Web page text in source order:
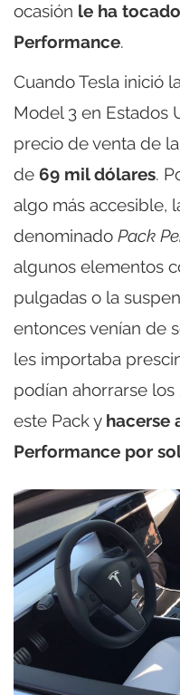
ocasión le ha
Performance.
Cuando Tesla inició
Model 3 en Estados
precio de venta de
de 69 mil dólares.
algo más accesible,
denominado Pack
algunos elementos
pulgadas o la
entonces venían de
les importaba
podían ahorrarse
este Pack y hacerse
Performance por